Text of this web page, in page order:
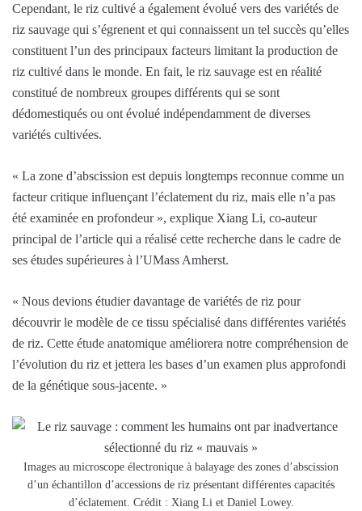
Cependant, le riz cultivé a également évolué vers des variétés de
riz sauvage qui s’égrenent et qui connaissent un tel succès qu’elles
constituent l’un des principaux facteurs limitant la production de
riz cultivé dans le monde. En fait, le riz sauvage est en réalité
constitué de nombreux groupes différents qui se sont
dédomestiqués ou ont évolué indépendamment de diverses
variétés cultivées.
« La zone d’abscission est depuis longtemps reconnue comme un
facteur critique influençant l’éclatement du riz, mais elle n’a pas
été examinée en profondeur », explique Xiang Li, co-auteur
principal de l’article qui a réalisé cette recherche dans le cadre de
ses études supérieures à l’UMass Amherst.
« Nous devions étudier davantage de variétés de riz pour
découvrir le modèle de ce tissu spécialisé dans différentes variétés
de riz. Cette étude anatomique améliorera notre compréhension de
l’évolution du riz et jettera les bases d’un examen plus approfondi
de la génétique sous-jacente. »
Images au microscope électronique à balayage des zones d’abscission
d’un échantillon d’accessions de riz présentant différentes capacités
d’éclatement. Crédit : Xiang Li et Daniel Lowey.